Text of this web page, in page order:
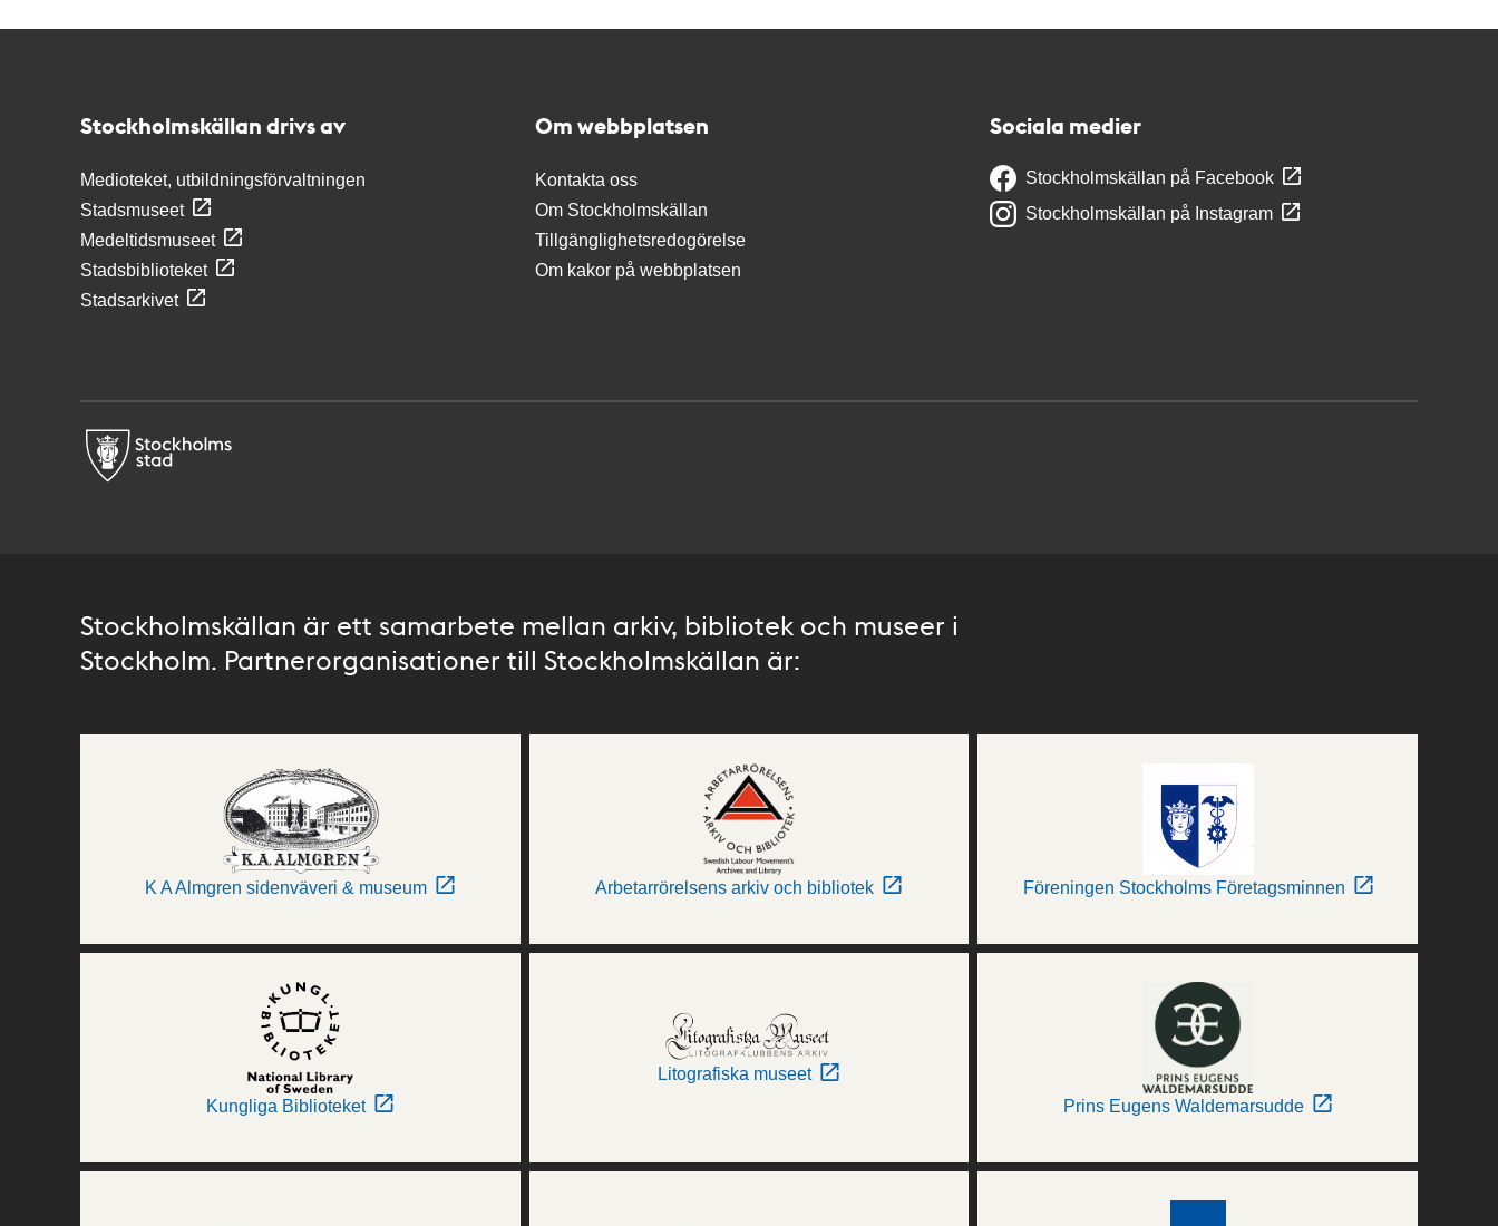
Stockholmskällan drivs av
Medioteket, utbildningsförvaltningen
Stadsmuseet
Medeltidsmuseet
Stadsbiblioteket
Stadsarkivet
Om webbplatsen
Kontakta oss
Om Stockholmskällan
Tillgänglighetsredogörelse
Om kakor på webbplatsen
Sociala medier
Stockholmskällan på Facebook
Stockholmskällan på Instagram
Stockholmskällan är ett samarbete mellan arkiv, bibliotek och museer i
Stockholm. Partnerorganisationer till Stockholmskällan är:
K A Almgren sidenväveri & museum Arbetarrörelsens arkiv och bibliotek Föreningen Stockholms Företagsminnen
Kungliga Biblioteket
Litografiska museet
Prins Eugens Waldemarsudde